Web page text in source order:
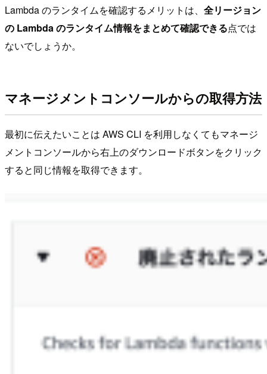
Lambda のランタイムを確認するメリットは、 全リージョン
の Lambda のランタイム情報をまとめて確認できる点では
ないでしょうか。
マネージメントコンソールからの取得方法
最初に伝えたいことは AWS CLI を利用しなくてもマネージ
メントコンソールから右上のダウンロードボタンをクリック
すると同じ情報を取得できます。